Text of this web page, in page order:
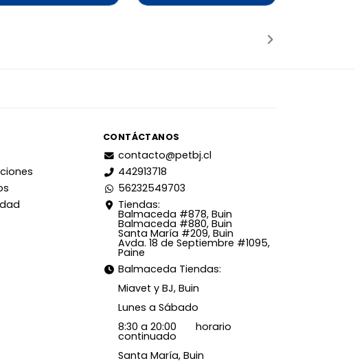
CONTÁCTANOS
contacto@petbj.cl
442913718
56232549703
Tiendas:
Balmaceda #878, Buin
Balmaceda #880, Buin
Santa María #209, Buin
Avda. 18 de Septiembre #1095,
Paine
Balmaceda Tiendas:
Miavet y BJ, Buin
Lunes a Sábado
8:30 a 20:00 horario
continuado
Santa María, Buin